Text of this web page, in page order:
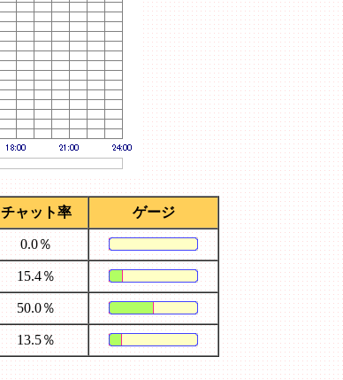
チャット率 ゲージ
0.0％
15.4％
50.0％
13.5％